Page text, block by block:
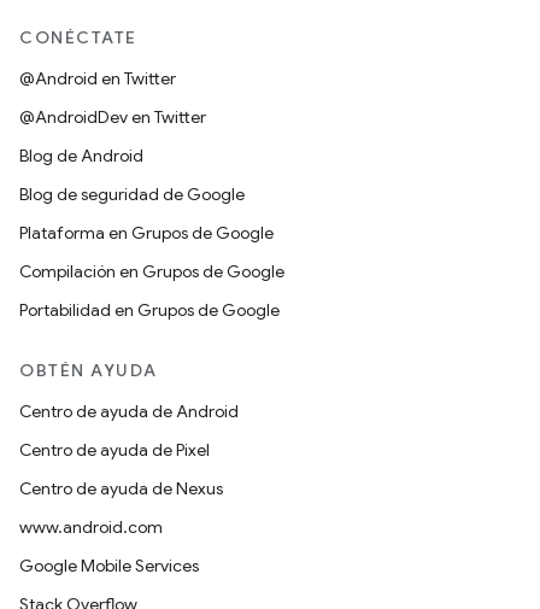
CONÉCTATE
@Android en Twitter
@AndroidDev en Twitter
Blog de Android
Blog de seguridad de Google
Plataforma en Grupos de Google
Compilación en Grupos de Google
Portabilidad en Grupos de Google
OBTÉN AYUDA
Centro de ayuda de Android
Centro de ayuda de Pixel
Centro de ayuda de Nexus
www.android.com
Google Mobile Services
Stack Overflow